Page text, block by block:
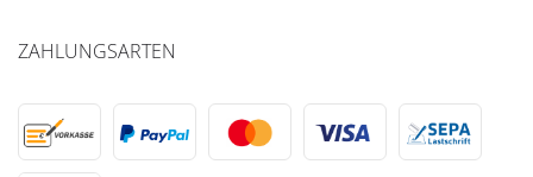
ZAHLUNGSARTEN